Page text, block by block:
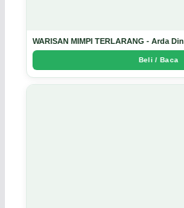
WARISAN MIMPI TERLARANG - Arda
Beli / Baca